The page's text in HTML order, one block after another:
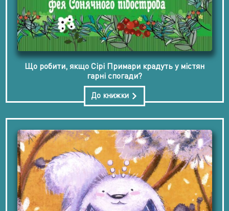
Що робити, якщо Сірі Примари крадуть у містян
гарні спогади?
До книжки